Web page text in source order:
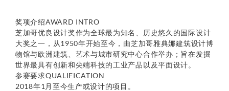
奖项介绍AWARD INTRO
芝加哥优良设计奖作为全球最为知名、历史悠久的国际设计
大奖之一，从1950年开始至今，由芝加哥雅典娜建筑设计博
物馆与欧洲建筑、艺术与城市研究中心合作举办；旨在发掘
世界最具有创新和尖端科技的工业产品以及平面设计。
参赛要求QUALIFICATION
2018年1月至今生产或设计的项目。